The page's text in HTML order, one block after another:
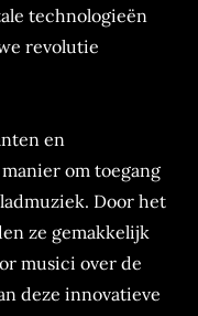
technologieën
revolutie
en
om toegang
Door het
ze gemakkelijk
musici over de
deze innovatieve